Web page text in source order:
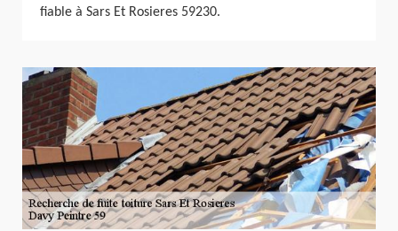
fiable à Sars Et Rosieres 59230.